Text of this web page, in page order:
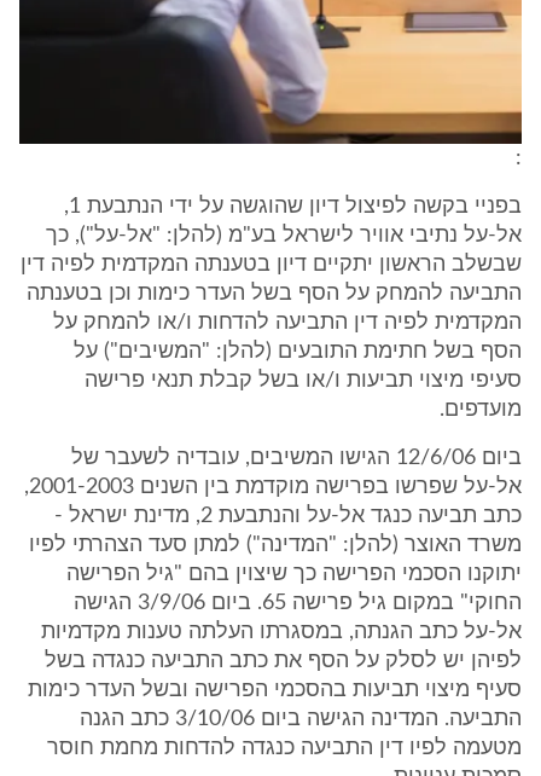
:
בפניי בקשה לפיצול דיון שהוגשה על ידי הנתבעת 1,
אל-על נתיבי אוויר לישראל בע"מ (להלן: "אל-על"), כך
שבשלב הראשון יתקיים דיון בטענתה המקדמית לפיה דין
התביעה להמחק על הסף בשל העדר כימות וכן בטענתה
המקדמית לפיה דין התביעה להדחות ו/או להמחק על
הסף בשל חתימת התובעים (להלן: "המשיבים") על
סעיפי מיצוי תביעות ו/או בשל קבלת תנאי פרישה
מועדפים.
ביום 12/6/06 הגישו המשיבים, עובדיה לשעבר של
אל-על שפרשו בפרישה מוקדמת בין השנים 2001-2003,
כתב תביעה כנגד אל-על והנתבעת 2, מדינת ישראל -
משרד האוצר (להלן: "המדינה") למתן סעד הצהרתי לפיו
יתוקנו הסכמי הפרישה כך שיצוין בהם "גיל הפרישה
החוקי" במקום גיל פרישה 65. ביום 3/9/06 הגישה
אל-על כתב הגנתה, במסגרתו העלתה טענות מקדמיות
לפיהן יש לסלק על הסף את כתב התביעה כנגדה בשל
סעיף מיצוי תביעות בהסכמי הפרישה ובשל העדר כימות
התביעה. המדינה הגישה ביום 3/10/06 כתב הגנה
מטעמה לפיו דין התביעה כנגדה להדחות מחמת חוסר